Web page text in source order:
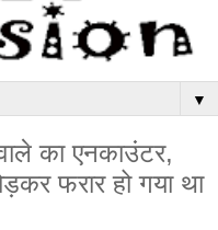
▼
का एनकाउंटर,
फरार हो गया था